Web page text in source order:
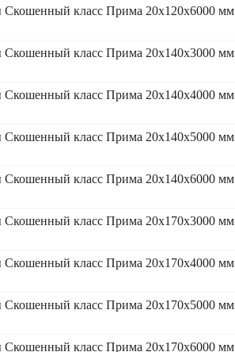
Скошенный класс Прима 20x120x6000 мм
Скошенный класс Прима 20x140x3000 мм
Скошенный класс Прима 20x140x4000 мм
Скошенный класс Прима 20x140x5000 мм
Скошенный класс Прима 20x140x6000 мм
Скошенный класс Прима 20x170x3000 мм
Скошенный класс Прима 20x170x4000 мм
Скошенный класс Прима 20x170x5000 мм
Скошенный класс Прима 20x170x6000 мм